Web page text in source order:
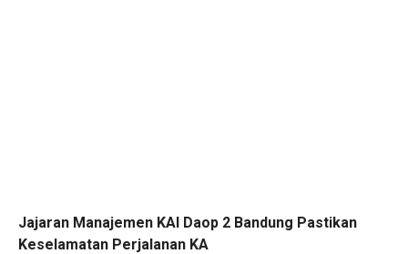
Jajaran Manajemen KAI Daop 2 Bandung Pastikan
Keselamatan Perjalanan KA